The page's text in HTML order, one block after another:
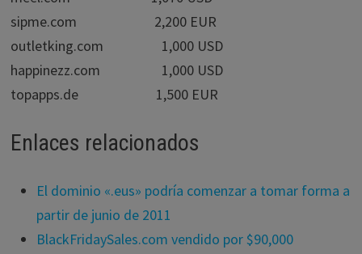
sipme.com 2,200 EUR
outletking.com 1,000 USD
happinezz.com 1,000 USD
topapps.de 1,500 EUR
Enlaces relacionados
El dominio «.eus» podría comenzar a tomar forma a
partir de junio de 2011
BlackFridaySales.com vendido por $90,000